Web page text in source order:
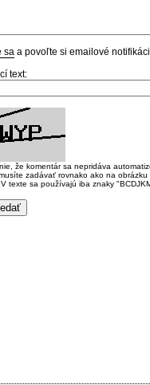
sa a povoľte si emailové
text:
že komentár sa nepridáva
zadávať rovnako ako na
texte sa používajú iba znaky